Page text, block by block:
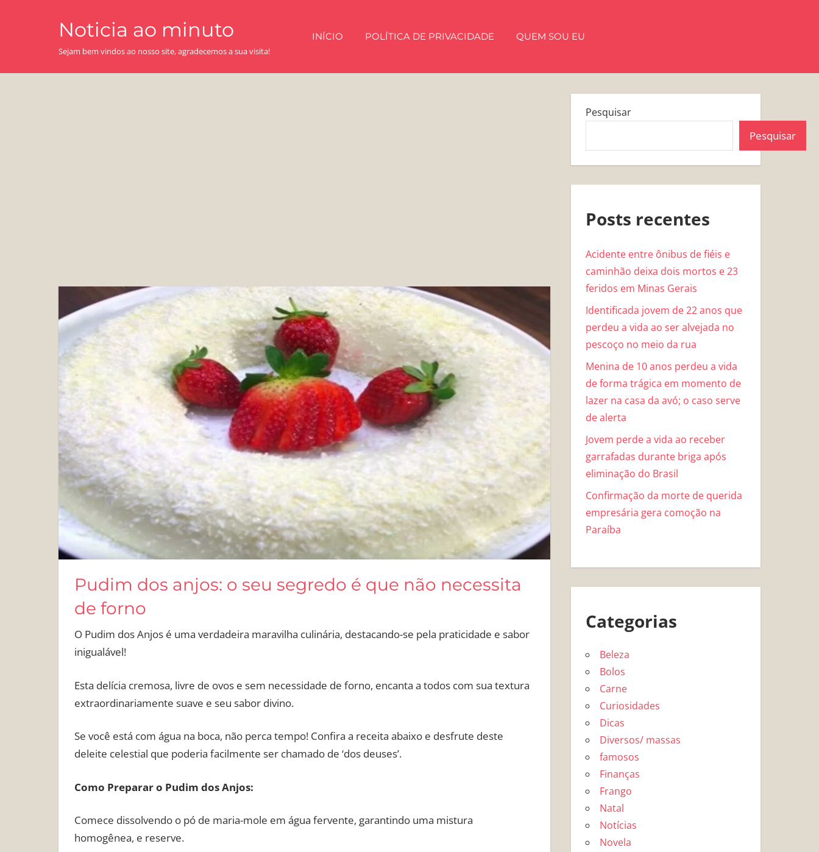
Noticia ao minuto
Sejam bem vindos ao nosso site, agradecemos a sua visita!
INÍCIO POLÍTICA DE PRIVACIDADE QUEM SOU EU
Pudim dos anjos: o seu segredo é que não necessita
de forno
O Pudim dos Anjos é uma verdadeira maravilha culinária, destacando-se pela praticidade e sabor
inigualável!
Esta delícia cremosa, livre de ovos e sem necessidade de forno, encanta a todos com sua textura
extraordinariamente suave e seu sabor divino.
Se você está com água na boca, não perca tempo! Confira a receita abaixo e desfrute deste
deleite celestial que poderia facilmente ser chamado de ‘dos deuses’.
Como Preparar o Pudim dos Anjos:
Comece dissolvendo o pó de maria-mole em água fervente, garantindo uma mistura
homogênea, e reserve.
Pesquisar
Pesquisar
Posts recentes
Acidente entre ônibus de fiéis e
caminhão deixa dois mortos e 23
feridos em Minas Gerais
Identificada jovem de 22 anos que
perdeu a vida ao ser alvejada no
pescoço no meio da rua
Menina de 10 anos perdeu a vida
de forma trágica em momento de
lazer na casa da avó; o caso serve
de alerta
Jovem perde a vida ao receber
garrafadas durante briga após
eliminação do Brasil
Confirmação da morte de querida
empresária gera comoção na
Paraíba
Categorias
Beleza
Bolos
Carne
Curiosidades
Dicas
Diversos/ massas
famosos
Finanças
Frango
Natal
Notícias
Novela